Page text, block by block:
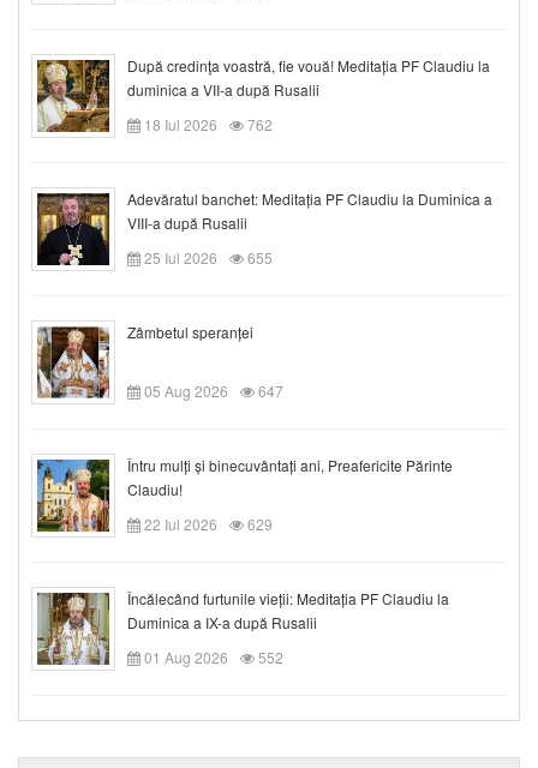
După credinţa voastră, fie vouă! Meditația PF Claudiu la
duminica a VII-a după Rusalii
18 Iul 2026
762
Adevăratul banchet: Meditația PF Claudiu la Duminica a
VIII-a după Rusalii
25 Iul 2026
655
Zâmbetul speranței
05 Aug 2026 647
Întru mulți și binecuvântați ani, Preafericite Părinte
Claudiu!
22 Iul 2026
629
Încălecând furtunile vieții: Meditația PF Claudiu la
Duminica a IX-a după Rusalii
01 Aug 2026
552